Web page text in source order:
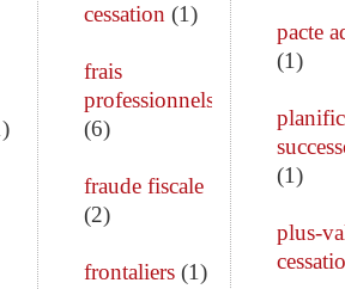
)
cessation (1)
frais
professionnels
(6)
fraude fiscale
(2)
frontaliers(1)
pacte
(1)
(1)
plus-